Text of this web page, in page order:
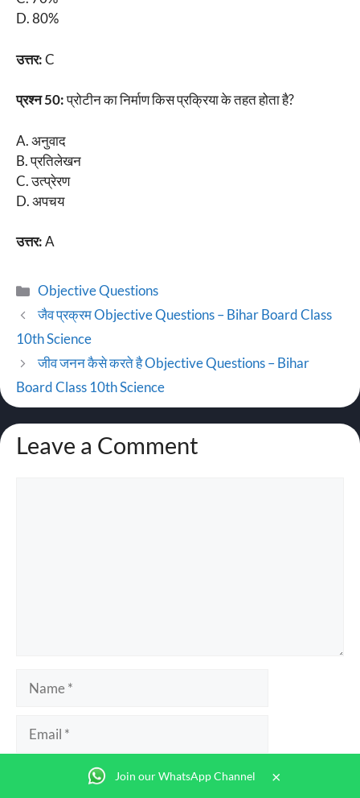
D. 80%
उत्तर:C
प्रश्न 50:प्रोटीन का निर्माण किस प्रक्रिया के तहत होता है?
A. अनुवाद
B. प्रतिलेखन
C. उत्प्रेरण
D. अपचय
उत्तर:A
Objective Questions
जैव प्रक्रम Objective Questions – Bihar Board Class
10th Science
जीव जनन कैसे करते है Objective Questions – Bihar
Board Class 10th Science
Leave a Comment
Join our WhatsApp Channel ×